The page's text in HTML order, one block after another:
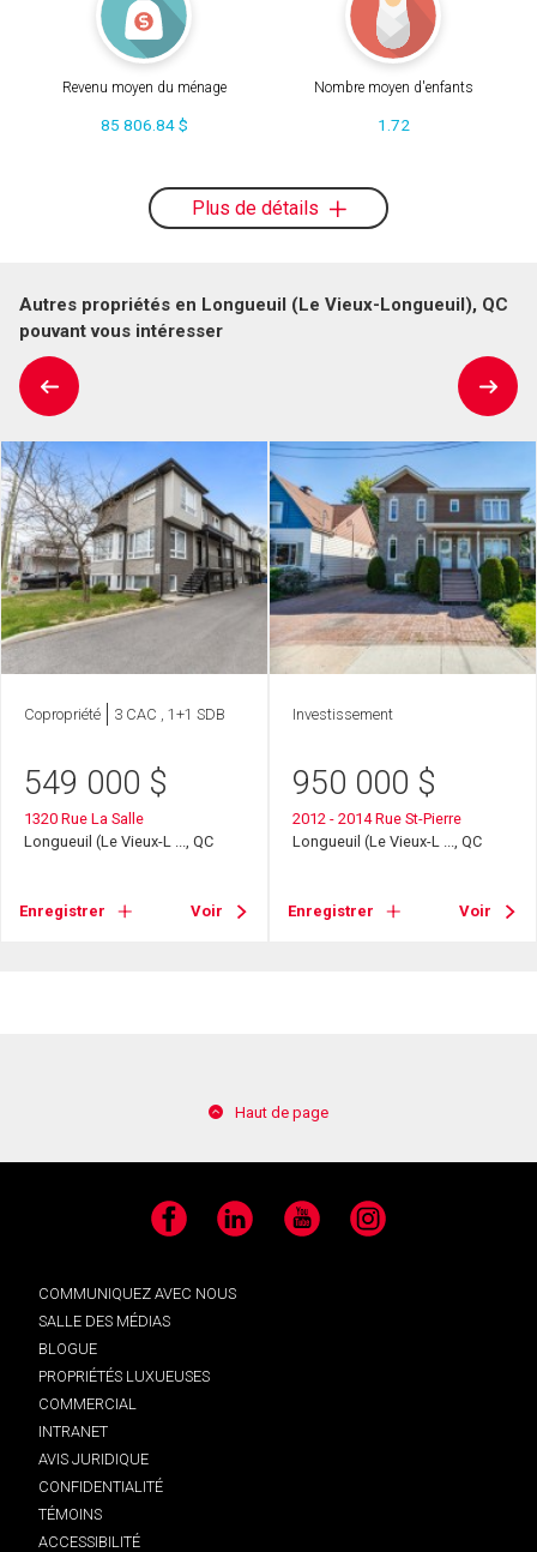
Revenu moyen du ménage
85 806.84 $
Nombre moyen d'enfants
1.72
Plus de détails
Autres propriétés en Longueuil (Le Vieux-Longueuil), QC
pouvant vous intéresser
Copropriété 3 CAC , 1+1 SDB
549 000 $
1320 Rue La Salle
Longueuil (Le Vieux-L ..., QC
Enregistrer Voir
Investissement
950 000 $
2012 - 2014 Rue St-Pierre
Longueuil (Le Vieux-L ..., QC
Enregistrer Voir
Haut de page
Facebook LinkedIn YouTube Instagram
COMMUNIQUEZ AVEC NOUS
SALLE DES MÉDIAS
BLOGUE
PROPRIÉTÉS LUXUEUSES
COMMERCIAL
INTRANET
AVIS JURIDIQUE
CONFIDENTIALITÉ
TÉMOINS
ACCESSIBILITÉ